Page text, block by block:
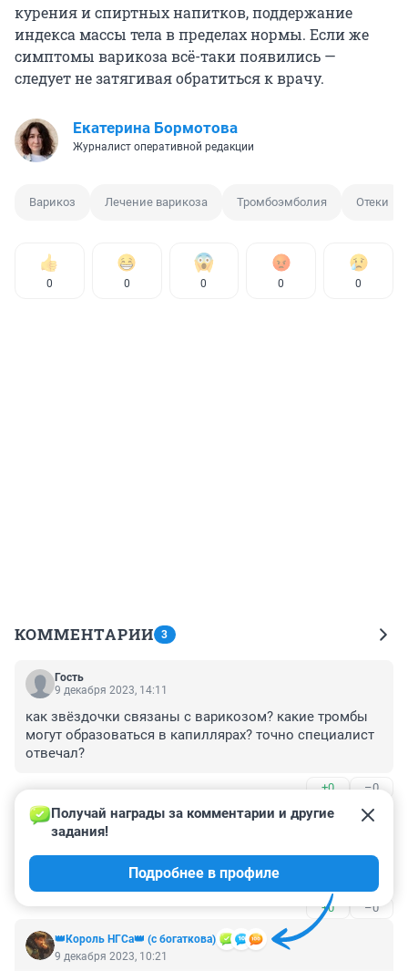
курения и спиртных напитков, поддержание
индекса массы тела в пределах нормы. Если же
симптомы варикоза всё-таки появились —
следует не затягивая обратиться к врачу.
Екатерина Бормотова
Журналист оперативной редакции
Варикоз Лечение варикоза Тромбоэмболия Отеки
0 0 0 0 0
КОММЕНТАРИИ 3
Гость
9 декабря 2023, 14:11
как звёздочки связаны с варикозом? какие тромбы
могут образоваться в капиллярах? точно специалист
отвечал?
+0 –0
Гость
9 декабря 2023, 11:55
Образование тромба и его отрыв происходит не от
варикоза, а от прививок засекреченного состава.
+0 –0
👑Король НГСа👑 (с богаткова)
Получай награды за комментарии и другие
задания!
Подробнее в профиле
9 декабря 2023, 10:21